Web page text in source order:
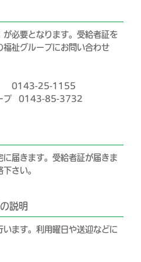
必要となります。受給者証を
福祉グループにお問い合わせ
0143-25-1155
ープ 0143-85-3732
届きます。受給者証が届きま
さい。
説明
ます。利用曜日や送迎などに